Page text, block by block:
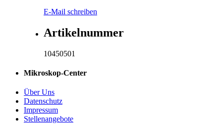
E-Mail schreiben
Artikelnummer
10450501
Mikroskop-Center
Über Uns
Datenschutz
Impressum
Stellenangebote